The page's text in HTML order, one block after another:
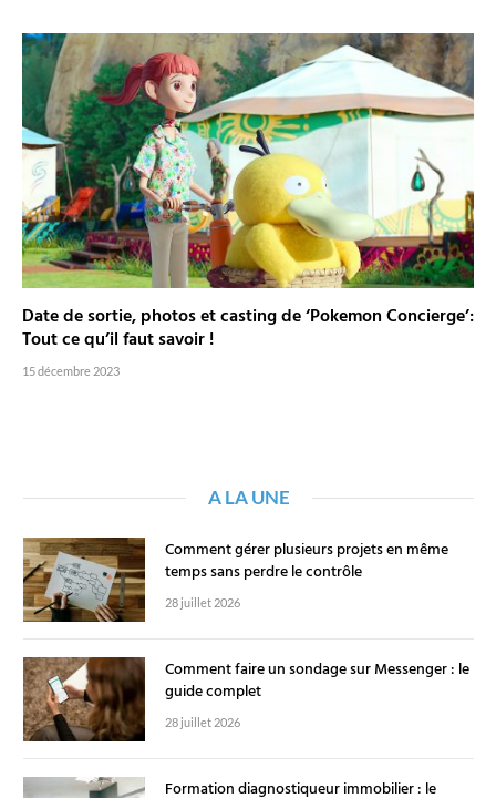
Date de sortie, photos et casting de ‘Pokemon Concierge’:
Tout ce qu’il faut savoir !
15 décembre 2023
A LA UNE
Comment gérer plusieurs projets en même
temps sans perdre le contrôle
28 juillet 2026
Comment faire un sondage sur Messenger : le
guide complet
28 juillet 2026
Formation diagnostiqueur immobilier : le